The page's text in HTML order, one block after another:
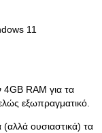
11
4GB RAM για τα
εξωπραγματικό.
ουσιαστικά) τα